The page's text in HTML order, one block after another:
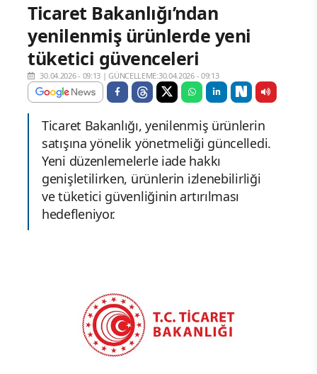
Ticaret Bakanlığı’ndan
yenilenmiş ürünlerde yeni
tüketici güvenceleri
30.04.2026 - 09:13 |GÜNCELLEME:30.04.2026 - 09:13
Ticaret Bakanlığı, yenilenmiş ürünlerin
satışına yönelik yönetmeliği güncelledi.
Yeni düzenlemelerle iade hakkı
genişletilirken, ürünlerin izlenebilirliği
ve tüketici güvenliğinin artırılması
hedefleniyor.